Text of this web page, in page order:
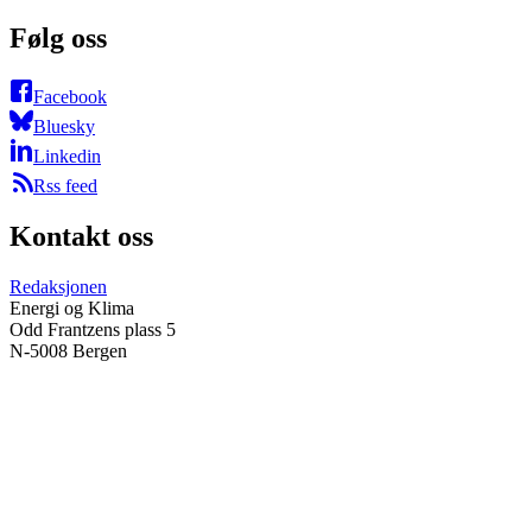
Følg oss
Facebook
Bluesky
Linkedin
Rss feed
Kontakt oss
Redaksjonen
Energi og Klima
Odd Frantzens plass 5
N-5008 Bergen